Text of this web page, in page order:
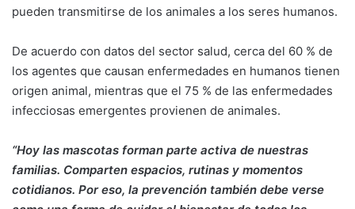
pueden transmitirse de los animales a los seres humanos.
De acuerdo con datos del sector salud, cerca del 60 % de
los agentes que causan enfermedades en humanos tienen
origen animal, mientras que el 75 % de las enfermedades
infecciosas emergentes provienen de animales.
“Hoy las mascotas forman parte activa de nuestras
familias. Comparten espacios, rutinas y momentos
cotidianos. Por eso, la prevención también debe verse